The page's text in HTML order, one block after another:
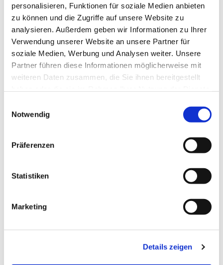
personalisieren, Funktionen für soziale Medien anbieten
zu können und die Zugriffe auf unsere Website zu
analysieren. Außerdem geben wir Informationen zu Ihrer
Verwendung unserer Website an unsere Partner für
soziale Medien, Werbung und Analysen weiter. Unsere
Partner führen diese Informationen möglicherweise mit
weiteren Daten zusammen, die Sie ihnen bereitgestellt
Notwendig
Präferenzen
Statistiken
Marketing
Details zeigen